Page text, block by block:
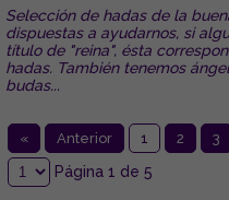
Selección de hadas de la
dispuestas a ayudarnos, si
título de "reina", ésta
hadas. También tenemos
budas...
« Anterior 1 2 3
Página 1 de 5